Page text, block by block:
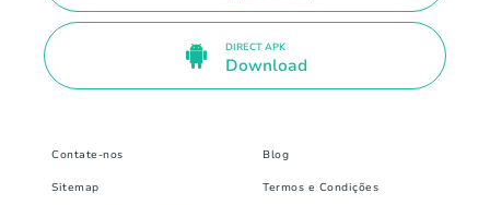
DIRECT APK
Download
Contate-nos Blog
Sitemap Termos e Condições